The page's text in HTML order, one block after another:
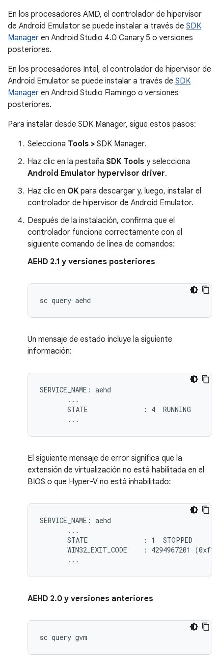
En los procesadores AMD, el controlador de hipervisor
de Android Emulator se puede instalar a través de SDK
Manager en Android Studio 4.0 Canary 5 o versiones
posteriores.
En los procesadores Intel, el controlador de hipervisor de
Android Emulator se puede instalar a través de SDK
Manager en Android Studio Flamingo o versiones
posteriores.
Para instalar desde SDK Manager, sigue estos pasos:
Selecciona Tools > SDK Manager.
Haz clic en la pestaña SDK Tools y selecciona
Android Emulator hypervisor driver.
Haz clic en OK para descargar y, luego, instalar el
controlador de hipervisor de Android Emulator.
Después de la instalación, confirma que el
controlador funcione correctamente con el
siguiente comando de línea de comandos:
AEHD 2.1 y versiones posteriores
Un mensaje de estado incluye la siguiente
información:
SERVICE_NAME: aehd
       ...
       STATE              : 4  RUNNING
El siguiente mensaje de error significa que la
extensión de virtualización no está habilitada en el
BIOS o que Hyper-V no está inhabilitado:
SERVICE_NAME: aehd
       ...
       STATE              : 1  STOPPED
WIN32_EXIT_CODE    : 4294967201
AEHD 2.0 y versiones anteriores